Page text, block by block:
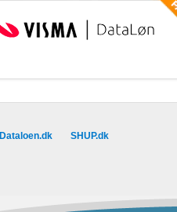
Dataloen.dk SHUP.dk